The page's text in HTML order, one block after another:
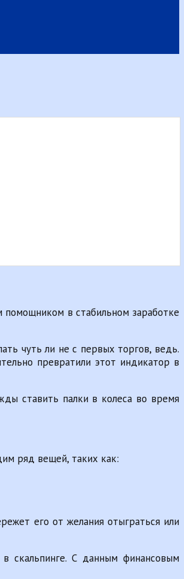
помощником в стабильном заработке
чуть ли не с первых торгов, ведь.
превратили этот индикатор в
ставить палки в колеса во время
ряд вещей, таких как:
его от желания отыграться или
скальпинге. С данным финансовым